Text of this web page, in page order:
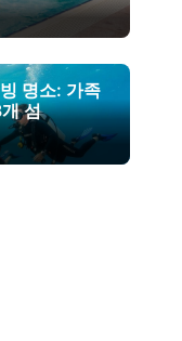
명소: 가족
섬